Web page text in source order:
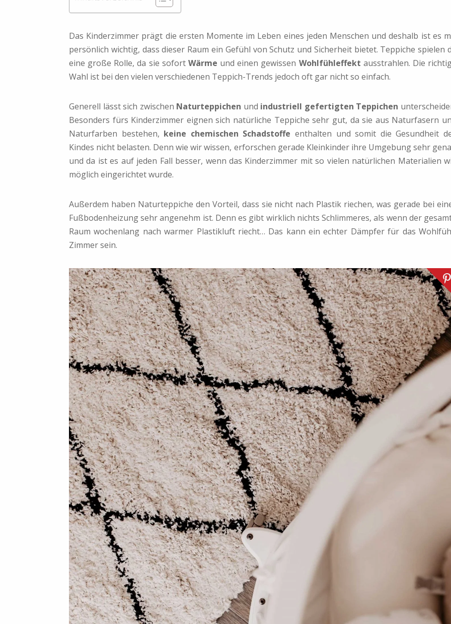
Das Kinderzimmer prägt die ersten Momente im Leben eines jeden Menschen und deshalb ist es
persönlich wichtig, dass dieser Raum ein Gefühl von Schutz und Sicherheit bietet. Teppiche spielen
eine große Rolle, da sie sofort Wärme und einen gewissen Wohlfühleffekt ausstrahlen. Die
Wahl ist bei den vielen verschiedenen Teppich-Trends jedoch oft gar nicht so einfach.
Generell lässt sich zwischen Naturteppichen und industriell gefertigten Teppichen
Besonders fürs Kinderzimmer eignen sich natürliche Teppiche sehr gut, da sie aus Naturfasern
Naturfarben bestehen, keine chemischen Schadstoffe enthalten und somit die Gesundheit
Kindes nicht belasten. Denn wie wir wissen, erforschen gerade Kleinkinder ihre Umgebung sehr
und da ist es auf jeden Fall besser, wenn das Kinderzimmer mit so vielen natürlichen Materialien
möglich eingerichtet wurde.
Außerdem haben Naturteppiche den Vorteil, dass sie nicht nach Plastik riechen, was gerade bei
Fußbodenheizung sehr angenehm ist. Denn es gibt wirklich nichts Schlimmeres, als wenn der
Raum wochenlang nach warmer Plastikluft riecht… Das kann ein echter Dämpfer für das
Zimmer sein.